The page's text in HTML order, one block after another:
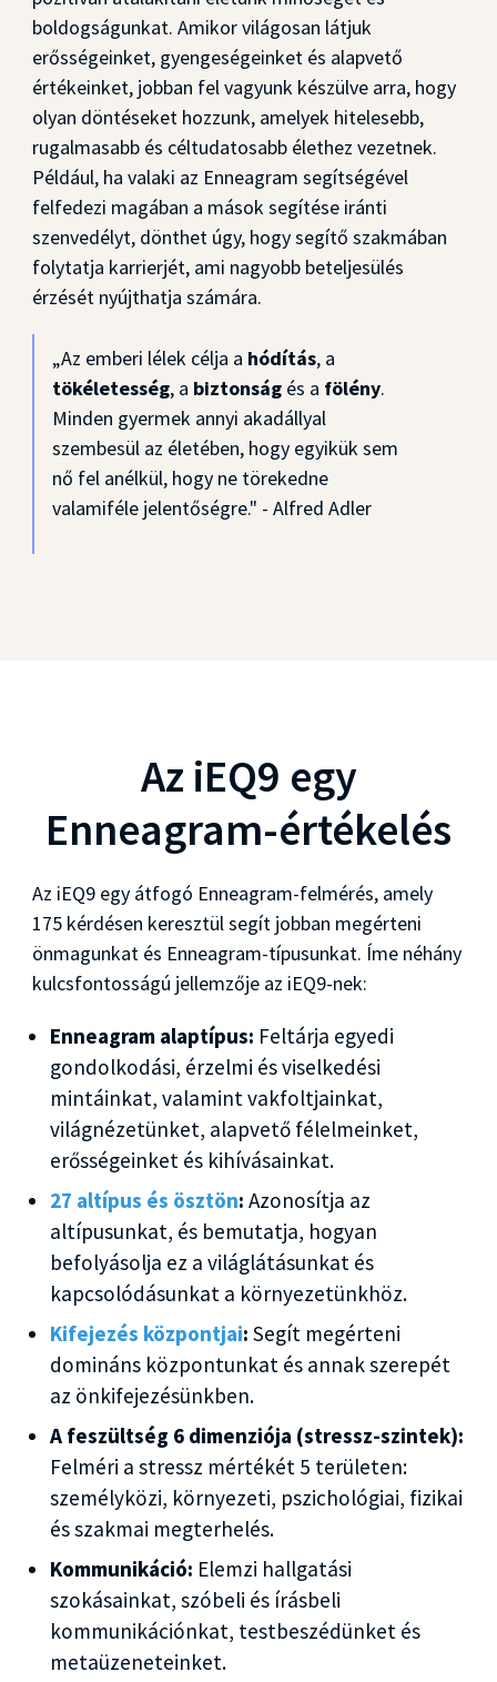
boldogságunkat. Amikor világosan látjuk
erősségeinket, gyengeségeinket és alapvető
értékeinket, jobban fel vagyunk készülve arra, hogy
olyan döntéseket hozzunk, amelyek hitelesebb,
rugalmasabb és céltudatosabb élethez vezetnek.
Például, ha valaki az Enneagram segítségével
felfedezi magában a mások segítése iránti
szenvedélyt, dönthet úgy, hogy segítő szakmában
folytatja karrierjét, ami nagyobb beteljesülés
érzését nyújthatja számára.
„Az emberi lélek célja a hódítás, a
tökéletesség, a biztonság és a fölény.
Minden gyermek annyi akadállyal
szembesül az életében, hogy egyikük sem
nő fel anélkül, hogy ne törekedne
valamiféle jelentőségre." - Alfred Adler
Az iEQ9 egy
Enneagram-értékelés
Az iEQ9 egy átfogó Enneagram-felmérés, amely
175 kérdésen keresztül segít jobban megérteni
önmagunkat és Enneagram-típusunkat. Íme néhány
kulcsfontosságú jellemzője az iEQ9-nek:
Enneagram alaptípus: Feltárja egyedi
gondolkodási, érzelmi és viselkedési
mintáinkat, valamint vakfoltjainkat,
világnézetünket, alapvető félelmeinket,
erősségeinket és kihívásainkat.
27 altípus és ösztön: Azonosítja az
altípusunkat, és bemutatja, hogyan
befolyásolja ez a világlátásunkat és
kapcsolódásunkat a környezetünkhöz.
Kifejezés központjai: Segít megérteni
domináns központunkat és annak szerepét
az önkifejezésünkben.
A feszültség 6 dimenziója (stressz-szintek):
Felméri a stressz mértékét 5 területen:
személyközi, környezeti, pszichológiai, fizikai
és szakmai megterhelés.
Kommunikáció: Elemzi hallgatási
szokásainkat, szóbeli és írásbeli
kommunikációnkat, testbeszédünket és
metaüzeneteinket.